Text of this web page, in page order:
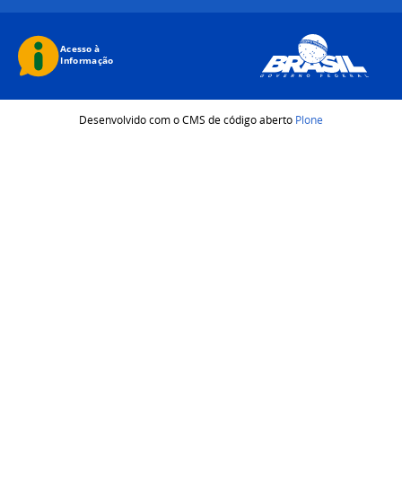
Desenvolvido com o CMS de código aberto Plone